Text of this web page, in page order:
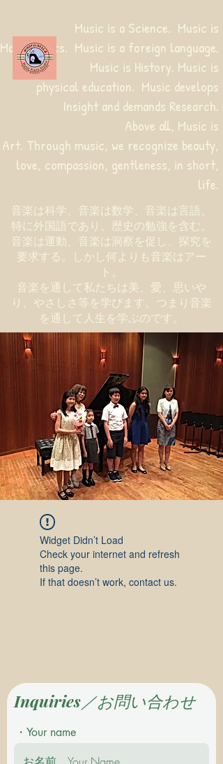
音楽は科学、音楽は数学、音楽は言語、
特に外国語であり、歴史の勉強を含む。
音楽は運動、音楽は洞察を促し、探究を
要求する。しかし何よりも音楽はアー
ト。
音楽を通して私たちは美、愛、思いや
り、やさしさ等を学びます。つまり音楽
を通して人生を学ぶのです。
Music is a Science. Music is
Mathematics. Music is a foreign language.
Music is History. Music is
physical education. Music develops
Insight and demands Research.
Above all, Music is
Art. Through music, we recognize beauty,
love, compassion, gentleness, in short,
life.
Widget Didn’t Load
Check your internet and refresh
this page.
If that doesn’t work, contact us.
Inquiries／お問い合わせ
・Your name